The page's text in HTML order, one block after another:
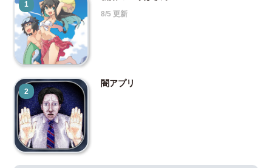
1
8/5 更新
2
闇アプリ